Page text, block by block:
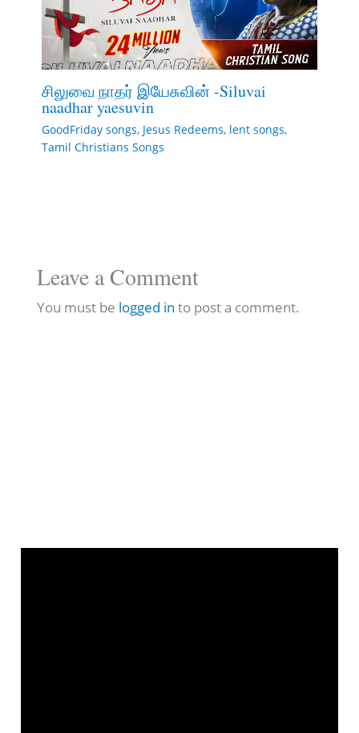
சிலுவை நாதர் இயேசுவின் -Siluvai
naadhar yaesuvin
GoodFriday songs, Jesus Redeems, lent songs,
Tamil Christians Songs
Leave a Comment
You must be logged in to post a comment.